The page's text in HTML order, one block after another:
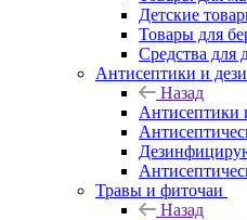
Детские
Товары для
Средства для
Антисептики и
Назад
Антисептики
Травы и фиточаи
Назад